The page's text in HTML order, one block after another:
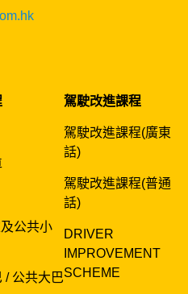
公共小
/ 公共大巴
駕駛改進課程
駕駛改進課程(廣東
話)
駕駛改進課程(普通
話)
DRIVER
IMPROVEMENT
SCHEME